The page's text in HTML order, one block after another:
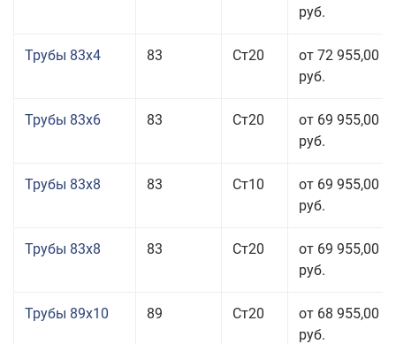
руб.
Трубы 83x4 83 Ст20
от 72 955,00
руб.
Трубы 83x6 83 Ст20
от 69 955,00
руб.
Трубы 83x8 83 Ст10
от 69 955,00
руб.
Трубы 83x8 83 Ст20
от 69 955,00
руб.
Трубы 89x10 89 Ст20
от 68 955,00
руб.